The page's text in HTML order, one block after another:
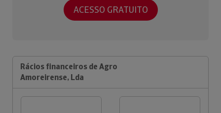
ACESSO GRATUITO
Rácios financeiros de Agro
Amoreirense, Lda